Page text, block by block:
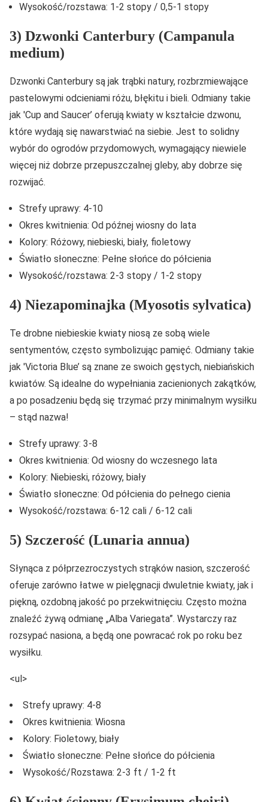
Wysokość/rozstawa: 1-2 stopy / 0,5-1 stopy
3) Dzwonki Canterbury (Campanula
medium)
Dzwonki Canterbury są jak trąbki natury, rozbrzmiewające
pastelowymi odcieniami różu, błękitu i bieli. Odmiany takie
jak 'Cup and Saucer’ oferują kwiaty w kształcie dzwonu,
które wydają się nawarstwiać na siebie. Jest to solidny
wybór do ogrodów przydomowych, wymagający niewiele
więcej niż dobrze przepuszczalnej gleby, aby dobrze się
rozwijać.
Strefy uprawy: 4-10
Okres kwitnienia: Od późnej wiosny do lata
Kolory: Różowy, niebieski, biały, fioletowy
Światło słoneczne: Pełne słońce do półcienia
Wysokość/rozstawa: 2-3 stopy / 1-2 stopy
4) Niezapominajka (Myosotis sylvatica)
Te drobne niebieskie kwiaty niosą ze sobą wiele
sentymentów, często symbolizując pamięć. Odmiany takie
jak 'Victoria Blue’ są znane ze swoich gęstych, niebiańskich
kwiatów. Są idealne do wypełniania zacienionych zakątków,
a po posadzeniu będą się trzymać przy minimalnym wysiłku
– stąd nazwa!
Strefy uprawy: 3-8
Okres kwitnienia: Od wiosny do wczesnego lata
Kolory: Niebieski, różowy, biały
Światło słoneczne: Od półcienia do pełnego cienia
Wysokość/rozstawa: 6-12 cali / 6-12 cali
5) Szczerość (Lunaria annua)
Słynąca z półprzezroczystych strąków nasion, szczerość
oferuje zarówno łatwe w pielęgnacji dwuletnie kwiaty, jak i
piękną, ozdobną jakość po przekwitnięciu. Często można
znaleźć żywą odmianę „Alba Variegata”. Wystarczy raz
rozsypać nasiona, a będą one powracać rok po roku bez
wysiłku.
<ul>
Strefy uprawy: 4-8
Okres kwitnienia: Wiosna
Kolory: Fioletowy, biały
Światło słoneczne: Pełne słońce do półcienia
Wysokość/Rozstawa: 2-3 ft / 1-2 ft